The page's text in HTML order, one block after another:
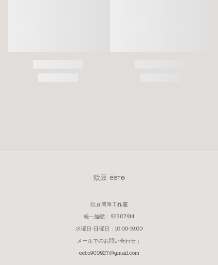
欸豆 ёётѳ
欸豆簡單工作室
統一編號：92307914
水曜日-日曜日：10:00-19:00
メールでのお問い合わせ：
eeto900927@gmail.com